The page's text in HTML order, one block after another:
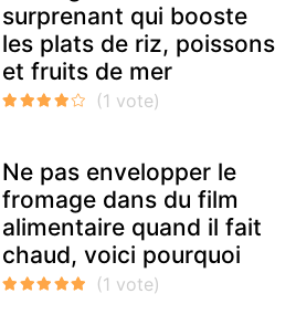
surprenant qui booste
les plats de riz, poissons
et fruits de mer
Ne pas envelopper le
fromage dans du film
alimentaire quand il fait
chaud, voici pourquoi